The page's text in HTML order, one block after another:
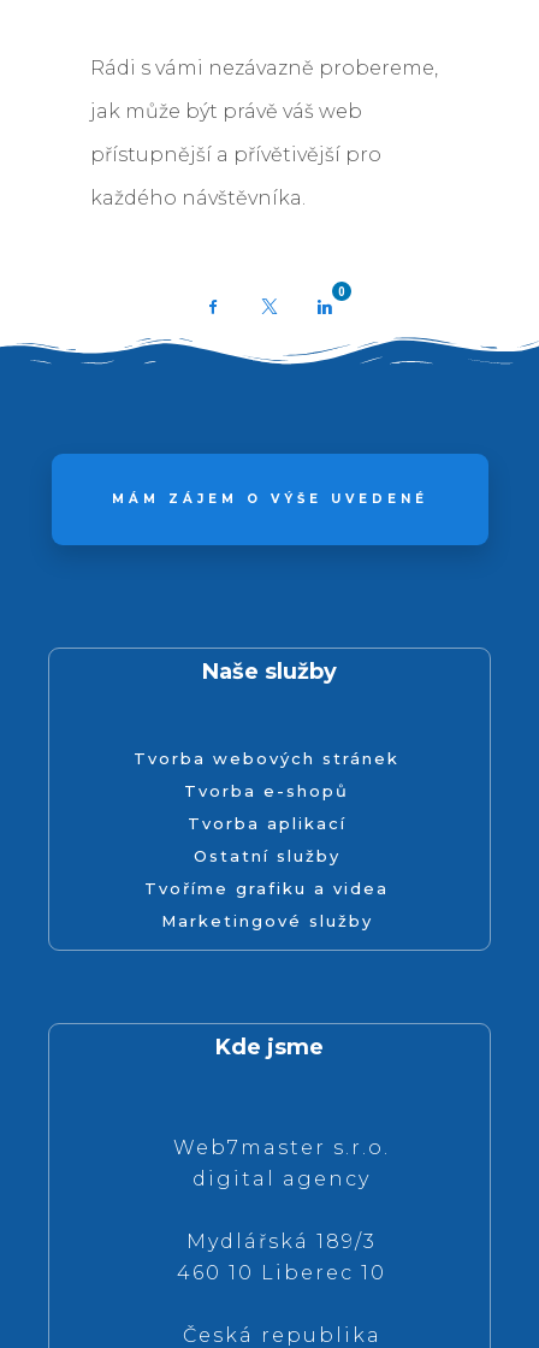
Rádi s vámi nezávazně probereme,
jak může být právě váš web
přístupnější a přívětivější pro
každého návštěvníka.
Facebook
0
MÁM ZÁJEM O VÝŠE UVEDENÉ
Naše služby
Tvorba webových stránek
Tvorba e-shopů
Tvorba aplikací
Ostatní služby
Tvoříme grafiku a videa
Marketingové služby
Kde jsme
Web7master s.r.o.
digital agency
Mydlářská 189/3
460 10 Liberec 10
Česká republika